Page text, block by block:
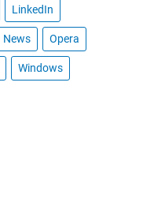
LinkedIn
News Opera
Windows